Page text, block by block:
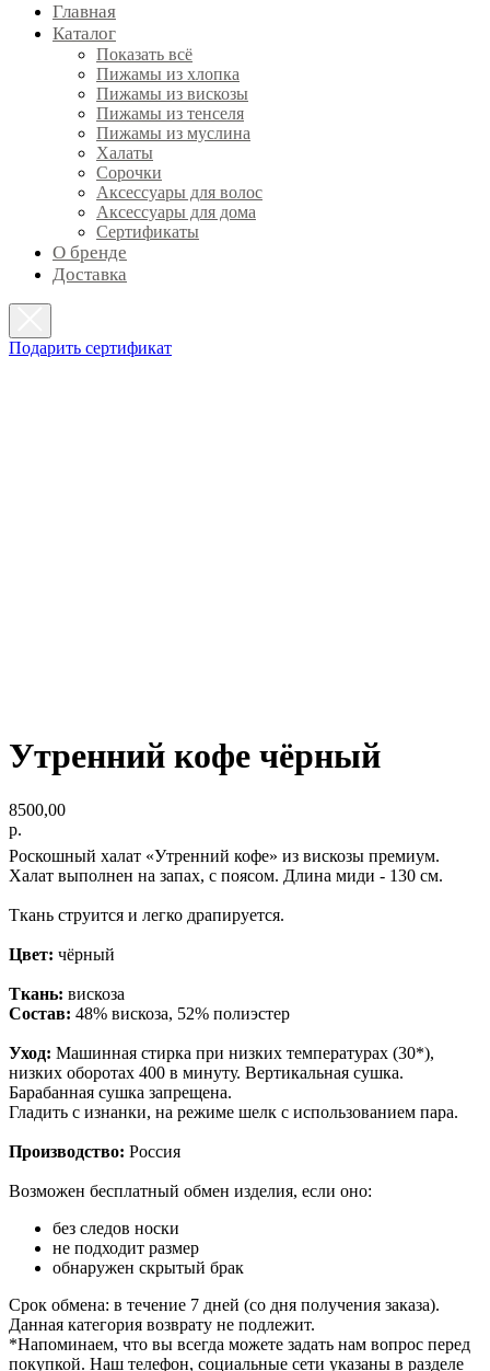
Главная
Каталог
Показать всё
Пижамы из хлопка
Пижамы из вискозы
Пижамы из тенселя
Пижамы из муслина
Халаты
Сорочки
Аксессуары для волос
Аксессуары для дома
Сертификаты
О бренде
Доставка
Подарить сертификат
Утренний кофе чёрный
8500,00
р.
Роскошный халат «Утренний кофе» из вискозы премиум.
Халат выполнен на запах, с поясом. Длина миди - 130 см.
Ткань струится и легко драпируется.
Цвет: чёрный
Ткань: вискоза
Состав: 48% вискоза, 52% полиэстер
Уход: Машинная стирка при низких температурах (30*),
низких оборотах 400 в минуту. Вертикальная сушка.
Барабанная сушка запрещена.
Гладить с изнанки, на режиме шелк с использованием пара.
Производство: Россия
Возможен бесплатный обмен изделия, если оно:
без следов носки
не подходит размер
обнаружен скрытый брак
Срок обмена: в течение 7 дней (со дня получения заказа).
Данная категория возврату не подлежит.
*Напоминаем, что вы всегда можете задать нам вопрос перед
покупкой. Наш телефон, социальные сети указаны в разделе